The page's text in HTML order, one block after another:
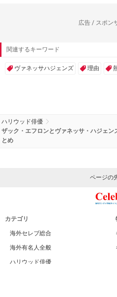
広告 / スポン
関連するキーワード
ヴァネッサハジェンズ 理由
ハリウッド俳優
ザック・エフロンとヴァネッサ・ハジェン
とめ
ページの
カテゴリ
海外セレブ総合
海外有名人全般
ハリウッド俳優